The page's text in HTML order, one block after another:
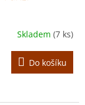
Skladem (7 ks)
Do košíku